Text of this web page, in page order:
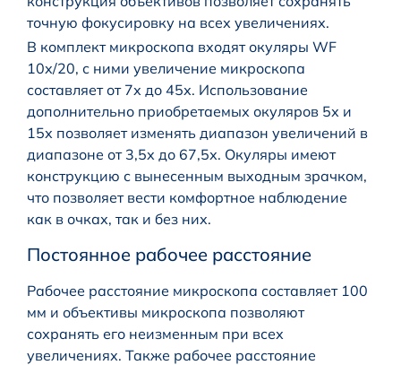
точную фокусировку на всех увеличениях.
В комплект микроскопа входят окуляры WF
10х/20, с ними увеличение микроскопа
составляет от 7х до 45х. Использование
дополнительно приобретаемых окуляров 5х и
15х позволяет изменять диапазон увеличений в
диапазоне от 3,5х до 67,5х. Окуляры имеют
конструкцию с вынесенным выходным зрачком,
что позволяет вести комфортное наблюдение
как в очках, так и без них.
Постоянное рабочее расстояние
Рабочее расстояние микроскопа составляет 100
мм и объективы микроскопа позволяют
сохранять его неизменным при всех
увеличениях. Также рабочее расстояние